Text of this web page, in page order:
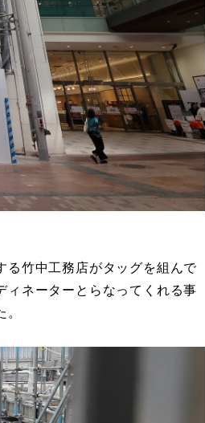
る竹中工務店がタッグを組んで
ィネーターとらなってくれる事